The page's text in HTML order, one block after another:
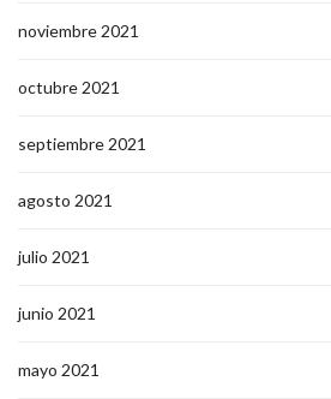
noviembre 2021
octubre 2021
septiembre 2021
agosto 2021
julio 2021
junio 2021
mayo 2021